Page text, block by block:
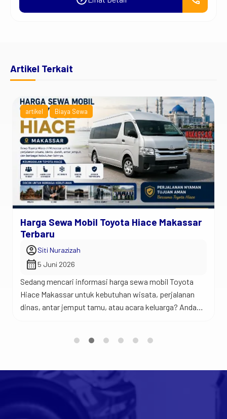
Artikel Terkait
artikel Biaya Sewa
Harga Sewa Mobil Toyota Hiace Makassar
Terbaru
account_circleSiti Nurazizah
calendar_month 5 Juni 2026
Sedang mencari informasi harga sewa mobil Toyota
Hiace Makassar untuk kebutuhan wisata, perjalanan
dinas, antar jemput tamu, atau acara keluarga? Anda
perjalanan rombongan karena menawarkan kabin yang
kenyamanan yang sulit ditandingi mobil keluarga biasa.